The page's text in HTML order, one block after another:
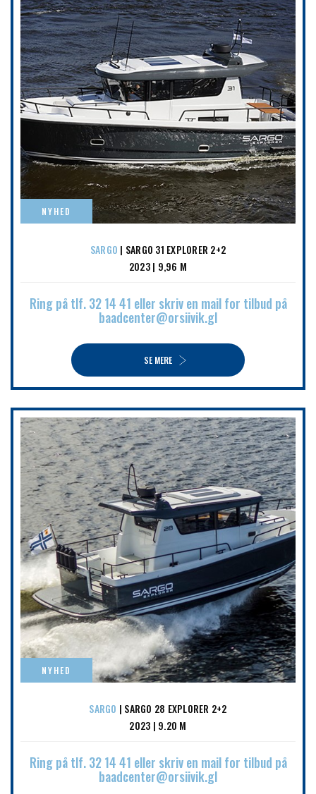
NYHED
SARGO | SARGO 31 EXPLORER 2+2
2023 | 9,96 M
Ring på tlf. 32 14 41 eller skriv en mail for tilbud på
baadcenter@orsiivik.gl
SE MERE
NYHED
SARGO | SARGO 28 EXPLORER 2+2
2023 | 9.20 M
Ring på tlf. 32 14 41 eller skriv en mail for tilbud på
baadcenter@orsiivik.gl